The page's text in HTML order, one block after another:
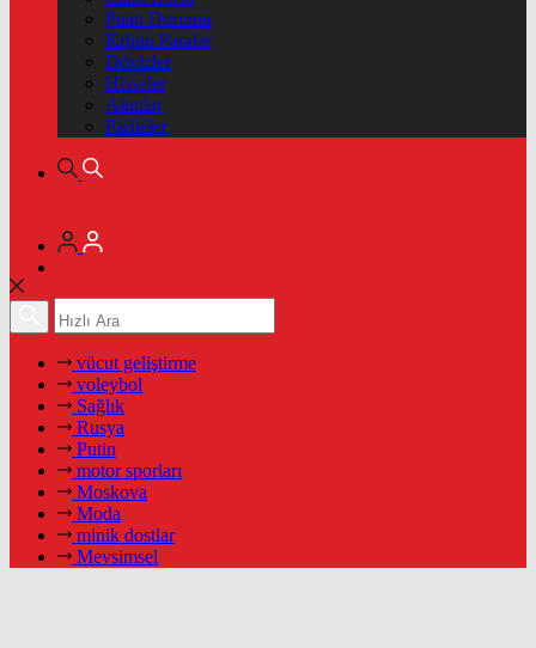
Puan Durumu
Kripto Paralar
Dövizler
Hisseler
Altınlar
Pariteler
vücut geliştirme
voleybol
Sağlık
Rusya
Putin
motor sporları
Moskova
Moda
minik dostlar
Mevsimsel